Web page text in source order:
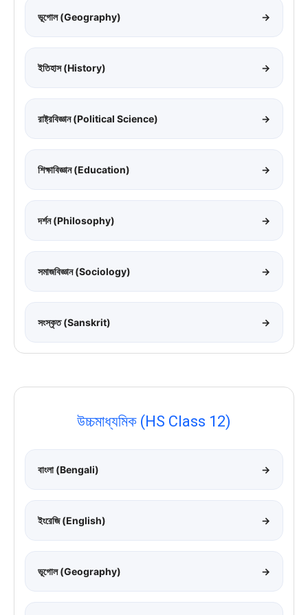
ভূগোল (Geography) →
ইতিহাস (History) →
রাষ্ট্রবিজ্ঞান (Political Science) →
শিক্ষাবিজ্ঞান (Education) →
দর্শন (Philosophy) →
সমাজবিজ্ঞান (Sociology) →
সংস্কৃত (Sanskrit) →
উচ্চমাধ্যমিক (HS Class 12)
বাংলা (Bengali) →
ইংরেজি (English) →
ভূগোল (Geography) →